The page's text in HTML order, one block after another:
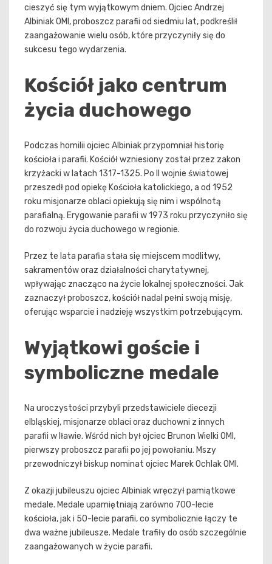
cieszyć się tym wyjątkowym dniem. Ojciec Andrzej
Albiniak OMI, proboszcz parafii od siedmiu lat, podkreślił
zaangażowanie wielu osób, które przyczyniły się do
sukcesu tego wydarzenia.
Kościół jako centrum
życia duchowego
Podczas homilii ojciec Albiniak przypomniał historię
kościoła i parafii. Kościół wzniesiony został przez zakon
krzyżacki w latach 1317-1325. Po II wojnie światowej
przeszedł pod opiekę Kościoła katolickiego, a od 1952
roku misjonarze oblaci opiekują się nim i wspólnotą
parafialną. Erygowanie parafii w 1973 roku przyczyniło się
do rozwoju życia duchowego w regionie.
Przez te lata parafia stała się miejscem modlitwy,
sakramentów oraz działalności charytatywnej,
wpływając znacząco na życie lokalnej społeczności. Jak
zaznaczył proboszcz, kościół nadal pełni swoją misję,
oferując wsparcie i nadzieję wszystkim potrzebującym.
Wyjątkowi goście i
symboliczne medale
Na uroczystości przybyli przedstawiciele diecezji
elbląskiej, misjonarze oblaci oraz duchowni z innych
parafii w Iławie. Wśród nich był ojciec Brunon Wielki OMI,
pierwszy proboszcz parafii po jej powołaniu. Mszy
przewodniczył biskup nominat ojciec Marek Ochlak OMI.
Z okazji jubileuszu ojciec Albiniak wręczył pamiątkowe
medale. Medale upamiętniają zarówno 700-lecie
kościoła, jak i 50-lecie parafii, co symbolicznie łączy te
dwa ważne jubileusze. Medale trafiły do osób szczególnie
zaangażowanych w życie parafii.